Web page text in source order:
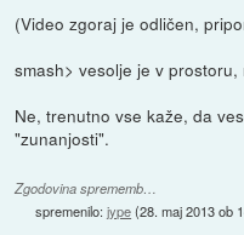
(Video zgoraj je odličen,
smash> vesolje je v prostoru,
Ne, trenutno vse kaže, da
"zunanjosti".
Zgodovina sprememb…
spremenilo:jype(28. maj 2013 ob